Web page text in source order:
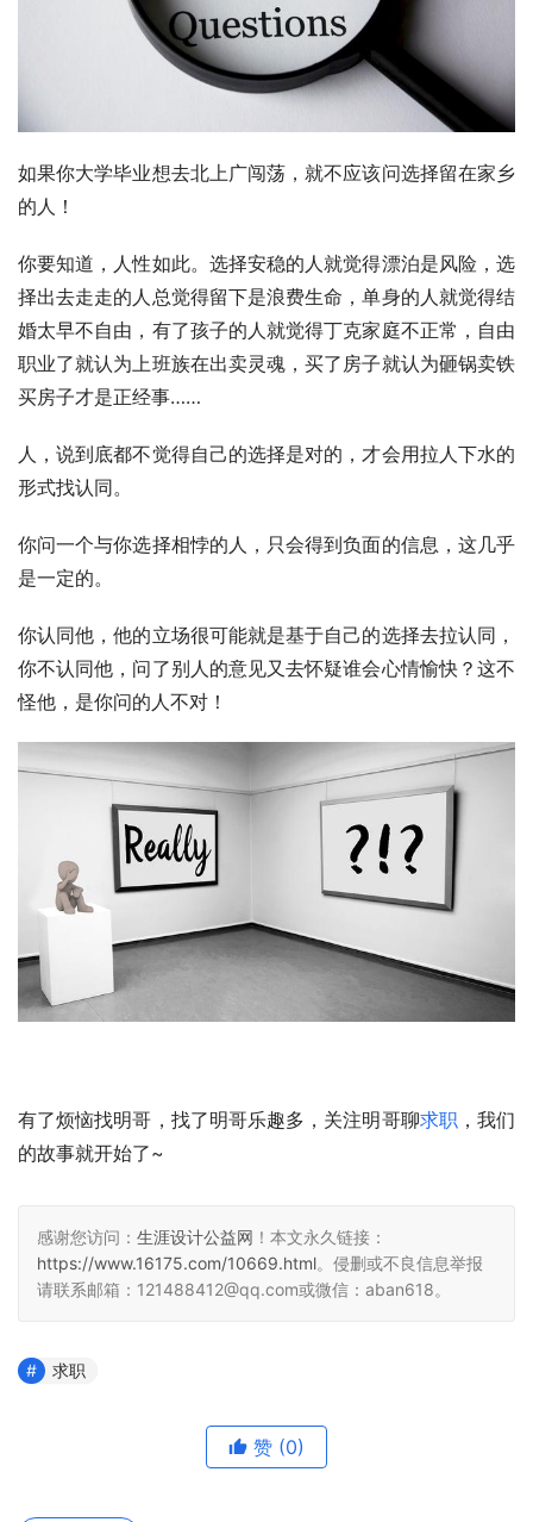
如果你大学毕业想去北上广闯荡，就不应该问选择留在家乡
的人！
你要知道，人性如此。选择安稳的人就觉得漂泊是风险，选
择出去走走的人总觉得留下是浪费生命，单身的人就觉得结
婚太早不自由，有了孩子的人就觉得丁克家庭不正常，自由
职业了就认为上班族在出卖灵魂，买了房子就认为砸锅卖铁
买房子才是正经事……
人，说到底都不觉得自己的选择是对的，才会用拉人下水的
形式找认同。
你问一个与你选择相悖的人，只会得到负面的信息，这几乎
是一定的。
你认同他，他的立场很可能就是基于自己的选择去拉认同，
你不认同他，问了别人的意见又去怀疑谁会心情愉快？这不
怪他，是你问的人不对！
有了烦恼找明哥，找了明哥乐趣多，关注明哥聊求职 ，我们
的故事就开始了~
感谢您访问： 生涯设计公益网 ！本文永久链接：
https://www.16175.com/10669.html。侵删或不良信息举报
请联系邮箱：121488412@qq.com或微信：aban618。
求职
赞 (0)